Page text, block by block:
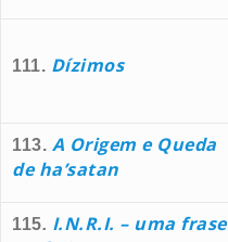
111. Dízimos
113. A Origem e Queda
de ha’satan
115. I.N.R.I. – uma frase